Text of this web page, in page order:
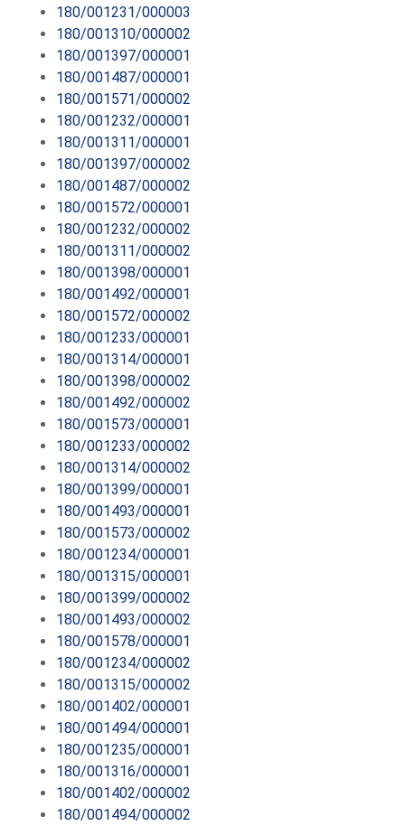
180/001231/000003
180/001310/000002
180/001397/000001
180/001487/000001
180/001571/000002
180/001232/000001
180/001311/000001
180/001397/000002
180/001487/000002
180/001572/000001
180/001232/000002
180/001311/000002
180/001398/000001
180/001492/000001
180/001572/000002
180/001233/000001
180/001314/000001
180/001398/000002
180/001492/000002
180/001573/000001
180/001233/000002
180/001314/000002
180/001399/000001
180/001493/000001
180/001573/000002
180/001234/000001
180/001315/000001
180/001399/000002
180/001493/000002
180/001578/000001
180/001234/000002
180/001315/000002
180/001402/000001
180/001494/000001
180/001235/000001
180/001316/000001
180/001402/000002
180/001494/000002